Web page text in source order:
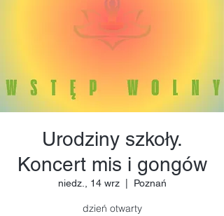
Urodziny szkoły.
Koncert mis i gongów
niedz., 14 wrz
  |
Poznań
dzień otwarty